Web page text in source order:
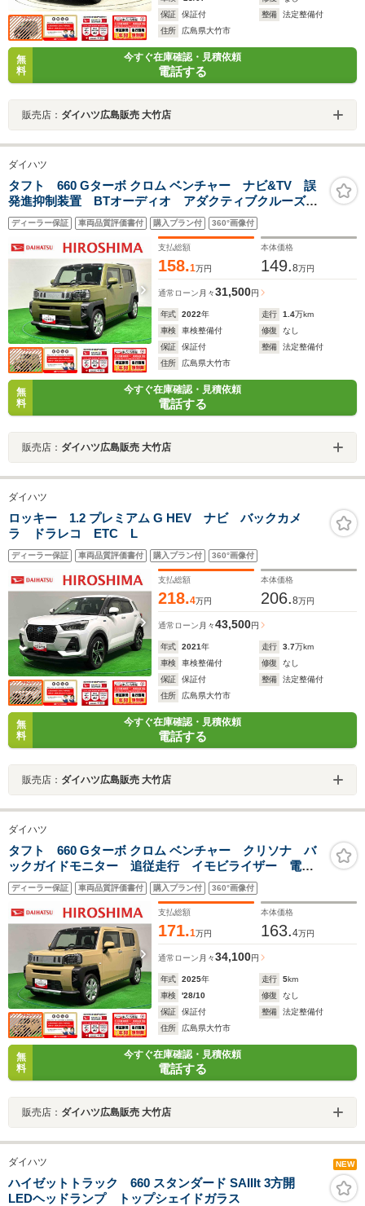
保証
保証付 整備
法定整備付
住所
広島県大竹市
無
料
今すぐ在庫確認・見積依頼
電話する
販売店： ダイハツ広島販売 大竹店
ダイハツ
タフト 660 Gターボ クロム ベンチャー ナビ&TV 誤
発進抑制装置 BTオーディオ アダクティブクルーズコ
ントロール 電動格納ドアミラー 盗難防止 LEDラン
プ 前席シートヒーター レーンアシスト ターボエ
ンジン バックガイドモニター
ディーラー保証 車両品質評価書付 購入プラン付 360°画像付
支払総額
158.1万円
本体価格
149.8万円
通常ローン 月々31,500円
年式 2022年 走行 1.4万km
車検
車検整備付 修復
なし
保証
保証付 整備
法定整備付
住所
広島県大竹市
無
料
今すぐ在庫確認・見積依頼
電話する
販売店： ダイハツ広島販売 大竹店
ダイハツ
ロッキー 1.2 プレミアム G HEV ナビ バックカメ
ラ ドラレコ ETC L
ディーラー保証 車両品質評価書付 購入プラン付 360°画像付
支払総額
218.4万円
本体価格
206.8万円
通常ローン 月々43,500円
年式 2021年 走行 3.7万km
車検
車検整備付 修復
なし
保証
保証付 整備
法定整備付
住所
広島県大竹市
無
料
今すぐ在庫確認・見積依頼
電話する
販売店： ダイハツ広島販売 大竹店
ダイハツ
タフト 660 Gターボ クロム ベンチャー クリソナ バ
ックガイドモニター 追従走行 イモビライザー 電動
格納ミラー LEDライト レーンアシスト シートヒー
タ付き オートマチックハイビーム キーフリー アル
ミ ターボ 衝突安全ボディ
ディーラー保証 車両品質評価書付 購入プラン付 360°画像付
支払総額
171.1万円
本体価格
163.4万円
通常ローン 月々34,100円
年式 2025年 走行 5km
車検
'28/10 修復
なし
保証
保証付 整備
法定整備付
住所
広島県大竹市
無
料
今すぐ在庫確認・見積依頼
電話する
販売店： ダイハツ広島販売 大竹店
ダイハツ NEW
ハイゼットトラック 660 スタンダード SAIIIt 3方開
LEDヘッドランプ トップシェイドガラス